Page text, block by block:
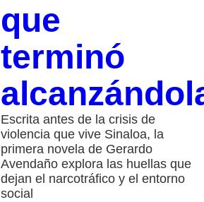
que
terminó
Escrita antes de la crisis de
violencia que vive Sinaloa, la
primera novela de Gerardo
Avendaño explora las huellas que
dejan el narcotráfico y el entorno
social